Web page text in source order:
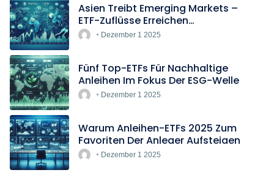
Asien Treibt Emerging Markets –
ETF-Zuflüsse Erreichen
Rekordtempo
Dezember 1 2025
Fünf Top-ETFs Für Nachhaltige
Anleihen Im Fokus Der ESG-Welle
Dezember 1 2025
Warum Anleihen-ETFs 2025 Zum
Favoriten Der Anleger Aufsteigen
Dezember 1 2025